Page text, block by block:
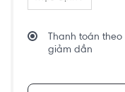
Thanh toán
giảm dần